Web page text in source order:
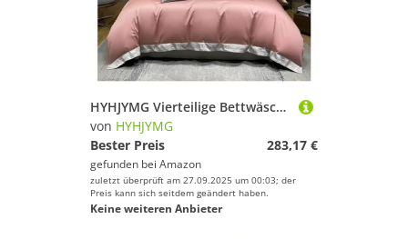
HYHJYMG Vierteilige Bettwäschesetbett Vier Stücke Baumwoll Luxus-Stickerei Bettwäsche 400 TC Duvet Cover flach eingestaltetes Blatt mit Kissenbezug 4pcs (Blu-Queen
von HYHJYMG
Bester Preis
283,17 €
gefunden bei Amazon
zuletzt überprüft am 27.09.2025 um 00:03; der
Preis kann sich seitdem geändert haben.
Keine weiteren Anbieter